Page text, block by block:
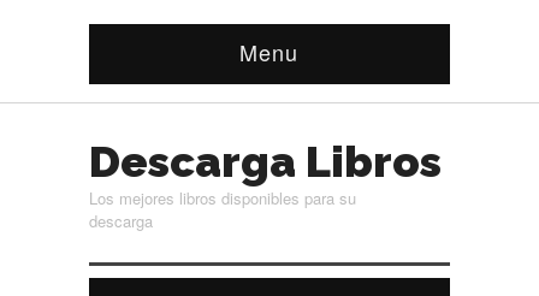
Menu
Descarga Libros
Los mejores libros disponibles para su
descarga